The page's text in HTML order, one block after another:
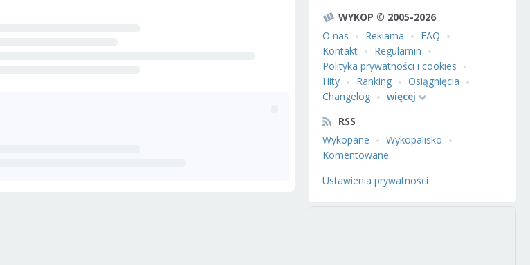
WYKOP © 2005-2026
O nas
Reklama
FAQ
Kontakt
Regulamin
Polityka prywatności i cookies
Hity
Ranking
Osiągnięcia
Changelog
więcej
RSS
Wykopane
Wykopalisko
Komentowane
Ustawienia prywatności